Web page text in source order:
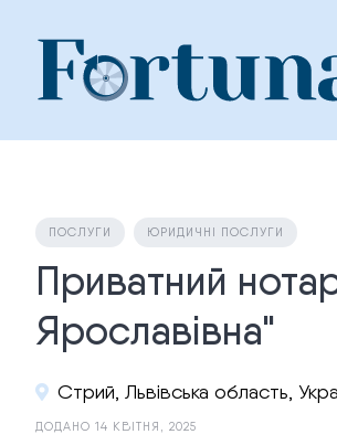
content
ПОСЛУГИ ЮРИДИЧНІ ПОСЛУГИ
Приватний
Ярославівна"
Стрий, Львівська область,
ДОДАНО 14 КВІТНЯ, 2025